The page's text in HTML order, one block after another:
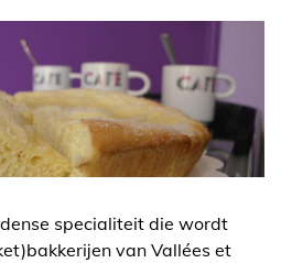
specialiteit die wordt
van Vallées et